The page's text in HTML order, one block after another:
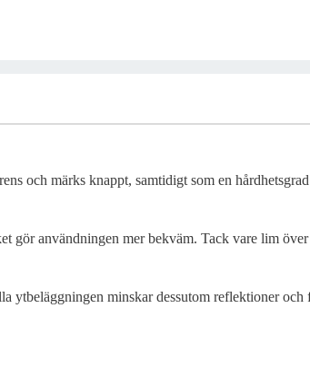
och märks knappt, samtidigt som en
gör användningen mer bekväm. Tack vare lim
ytbeläggningen minskar dessutom reflektioner